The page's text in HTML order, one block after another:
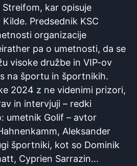
kar opisuje
Predsednik KSC
organizacije
pa o umetnosti, da se
visoke družbe in VIP-ov
na športu in športnikih.
2024 z ne videnimi prizori,
in intervjuji – redki
umetnik Golif – avtor
Aleksander
športniki, kot so Dominik
Cyprien Sarrazin...